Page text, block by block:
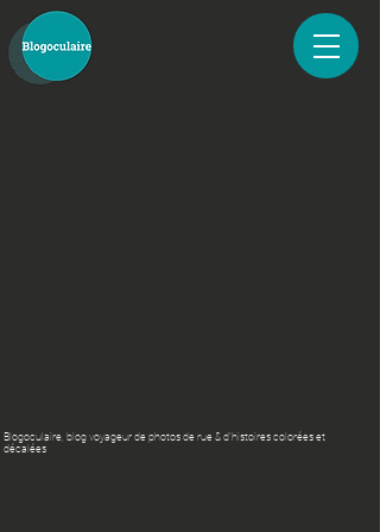
Blogoculaire, blog voyageur de photos de rue & d'histoires colorées et
décalées